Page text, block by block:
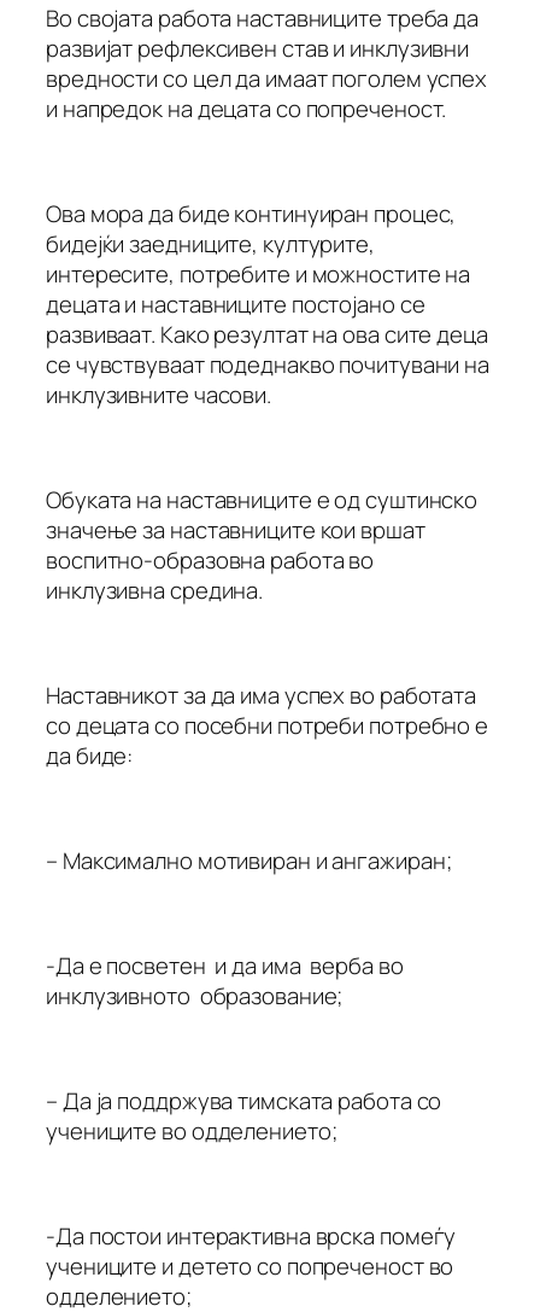
Во својата работа наставниците треба да
развијат рефлексивен став и инклузивни
вредности со цел да имаат поголем успех
и напредок на децата со попреченост.
Ова мора да биде континуиран процес,
бидејќи заедниците, културите,
интересите, потребите и можностите на
децата и наставниците постојано се
развиваат. Како резултат на ова сите деца
се чувствуваат подеднакво почитувани на
инклузивните часови.
Обуката на наставниците е од суштинско
значење за наставниците кои вршат
воспитно-образовна работа во
инклузивна средина.
Наставникот за да има успех во работата
со децата со посебни потреби потребно е
да биде:
– Максимално мотивиран и ангажиран;
-Да е посветен и да има верба во
инклузивното образование;
– Да ја поддржува тимската работа со
учениците во одделението;
-Да постои интерактивна врска помеѓу
учениците и детето со попреченост во
одделението;